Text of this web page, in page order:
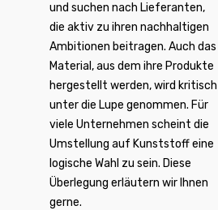
und suchen nach Lieferanten,
die aktiv zu ihren nachhaltigen
Ambitionen beitragen. Auch das
Material, aus dem ihre Produkte
hergestellt werden, wird kritisch
unter die Lupe genommen. Für
viele Unternehmen scheint die
Umstellung auf Kunststoff eine
logische Wahl zu sein. Diese
Überlegung erläutern wir Ihnen
gerne.